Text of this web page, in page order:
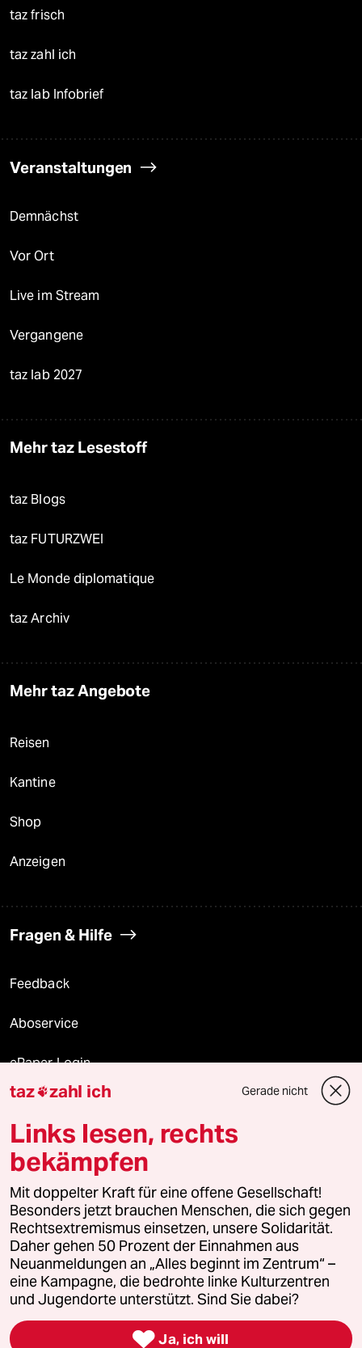
taz frisch
taz zahl ich
taz lab Infobrief
Veranstaltungen
Demnächst
Vor Ort
Live im Stream
Vergangene
taz lab 2027
Mehr taz Lesestoff
taz Blogs
taz FUTURZWEI
Le Monde diplomatique
taz Archiv
Mehr taz Angebote
Reisen
Kantine
Shop
Anzeigen
Fragen & Hilfe
Feedback
Aboservice
ePaper Login
Downloads für Abonnierende
© 2026 taz Verlags und Vertriebs GmbH
Alle Rechte vorbehalten. Bei rechtlichen Fragen oder für Genehmigungen
wenden Sie sich bitte an
lizenzen@taz.de
Feedback Redaktionsstatut Kommune-Richtlinien
Leitlinie Informant Datenschutz Impressum AGB
Seitenwende Einwilligungen widerrufen (Ads)
taz zahl ich Gerade nicht
Links lesen, rechts
bekämpfen
Mit doppelter Kraft für eine offene Gesellschaft!
Besonders jetzt brauchen Menschen, die sich gegen
Rechtsextremismus einsetzen, unsere Solidarität.
Daher gehen 50 Prozent der Einnahmen aus
Neuanmeldungen an „Alles beginnt im Zentrum“ –
eine Kampagne, die bedrohte linke Kulturzentren
und Jugendorte unterstützt. Sind Sie dabei?
 Ja, ich will